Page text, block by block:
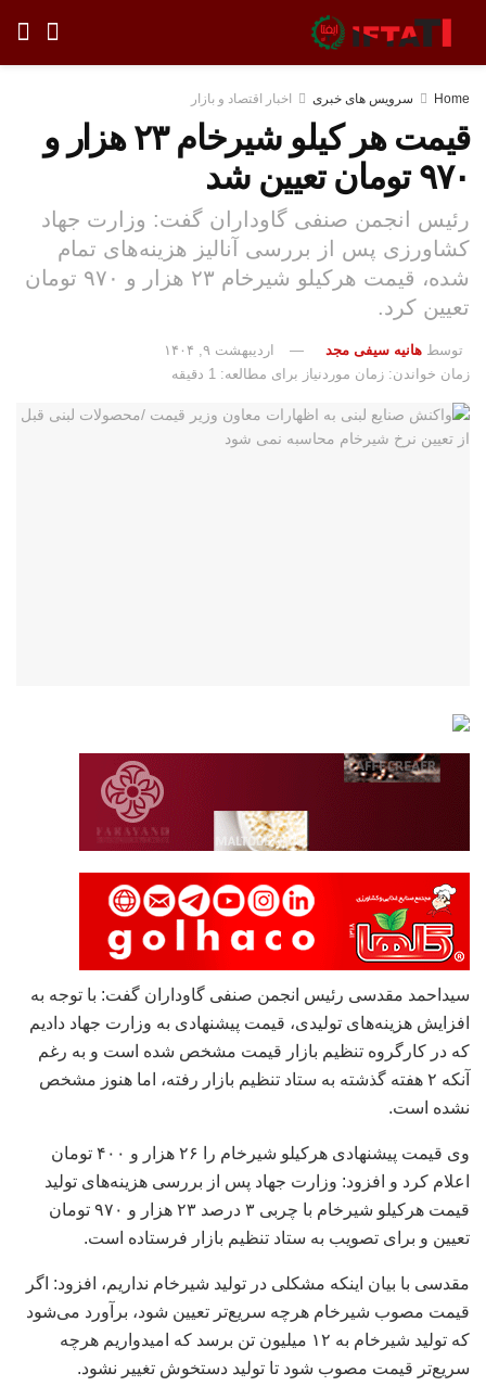
Home سرویس های خبری اخبار اقتصاد و بازار
قیمت هر کیلو شیرخام ۲۳ هزار و
۹۷۰ تومان تعیین شد
رئیس انجمن صنفی گاوداران گفت: وزارت جهاد
کشاورزی پس از بررسی آنالیز هزینه‌های تمام
شده، قیمت هرکیلو شیرخام ۲۳ هزار و ۹۷۰ تومان
تعیین کرد.
توسط هانیه سیفی مجد
اردیبهشت ۹, ۱۴۰۴
زمان خواندن: زمان موردنیاز برای مطالعه: 1 دقیقه
سیداحمد مقدسی رئیس انجمن صنفی گاوداران گفت: با توجه به
افزایش هزینه‌های تولیدی، قیمت پیشنهادی به وزارت جهاد دادیم
که در کارگروه تنظیم بازار قیمت مشخص شده است و به رغم
آنکه ۲ هفته گذشته به ستاد تنظیم بازار رفته، اما هنوز مشخص
نشده است.
وی قیمت پیشنهادی هرکیلو شیرخام را ۲۶ هزار و ۴۰۰ تومان
اعلام کرد و افزود: وزارت جهاد پس از بررسی هزینه‌های تولید
قیمت هرکیلو شیرخام با چربی ۳ درصد ۲۳ هزار و ۹۷۰ تومان
تعیین و برای تصویب به ستاد تنظیم بازار فرستاده است.
مقدسی با بیان اینکه مشکلی در تولید شیرخام نداریم، افزود: اگر
قیمت مصوب شیرخام هرچه سریع‌تر تعیین شود، برآورد می‌شود
که تولید شیرخام به ۱۲ میلیون تن برسد که امیدواریم هرچه
سریع‌تر قیمت مصوب شود تا تولید دستخوش تغییر نشود.